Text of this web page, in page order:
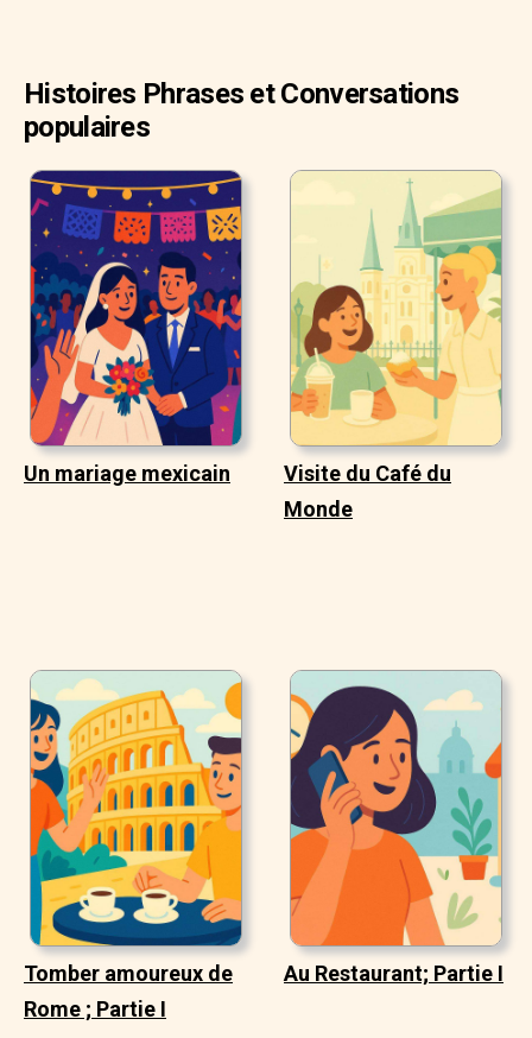
Histoires Phrases et Conversations
populaires
Un mariage mexicain
Visite du Café du
Monde
Tomber amoureux de
Rome ; Partie I
Au Restaurant; Partie I